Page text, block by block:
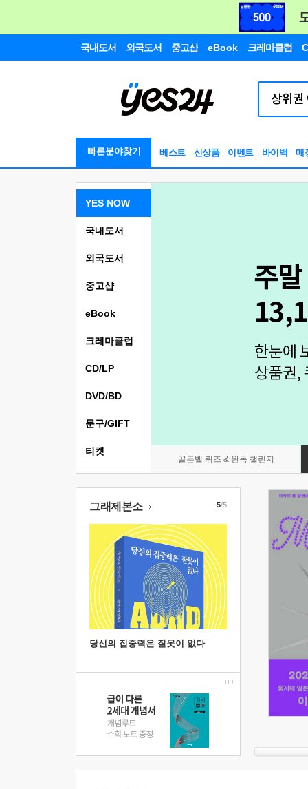
국내도서 외국도서 중고샵 eBook 크레마클럽
빠른분야찾기 베스트 신상품 이벤트 바이백 매
YES NOW
골든벨 퀴즈 & 완독 챌린지
국내도서
외국도서
중고샵
eBook
크레마클럽
CD/LP
DVD/BD
문구/GIFT
티켓
그래제본소
당신의 집중력은 잘못이 없다
5/5